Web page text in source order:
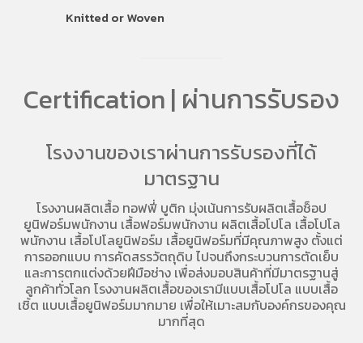
Knitted or Woven
Certification | ผ่านการรับรอง
โรงงานของเราผ่านการรับรองที่ได้
มาตรฐาน
โรงงานผลิตเสื้อ ทอฟฟี่ บูติก มุ่งเน้นการรับผลิตเสื้อช็อป
ยูนิฟอร์มพนักงาน เสื้อฟอร์มพนักงาน ผลิตเสื้อโปโล เสื้อโปโล
พนักงาน เสื้อโปโลยูนิฟอร์ม เสื้อยูนิฟอร์มที่มีคุณภาพสูง ตั้งแต่
การออกแบบ การคัดสรรวัตถุดิบ ไปจนถึงกระบวนการตัดเย็บ
และการตกแต่งด้วยฝีมือช่าง เพื่อส่งมอบสินค้าที่มีมาตรฐานสู่
ลูกค้าทั่วโลก โรงงานผลิตเสื้อของเรามีแบบเสื้อโปโล แบบเสื้อ
เชิ้ต แบบเสื้อยูนิฟอร์มมากมาย เพื่อให้เมาะสมกับองค์กรของคุณ
มากที่สุด